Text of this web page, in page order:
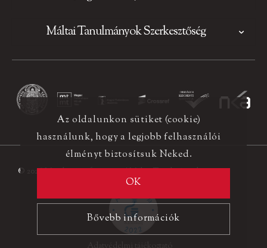
Máltai Tanulmányok Szerkesztőség
© 2026 Minden jog fenntartva! Máltai Tanulmányok
Az oldalunkon sütiket (cookie)
használunk, hogy a legjobb felhasználói
élményt biztosítsuk Neked.
OK
Bővebb információk